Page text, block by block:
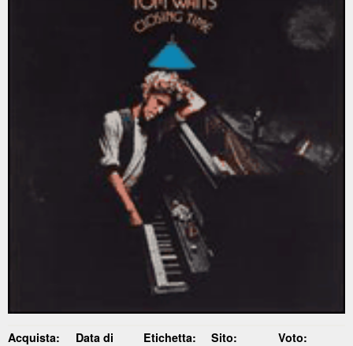
Acquista:
Data di
Etichetta: Sito: Voto: